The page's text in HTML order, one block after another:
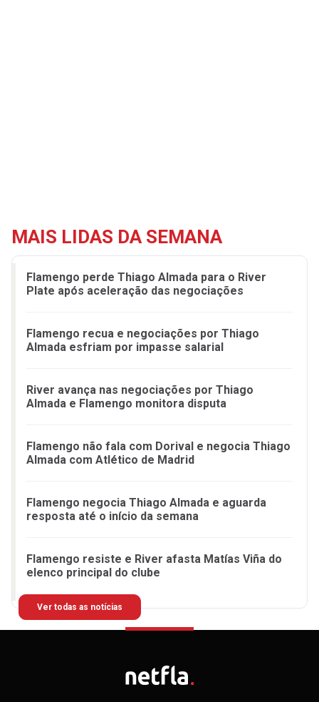
MAIS LIDAS DA SEMANA
Flamengo perde Thiago Almada para o River
Plate após aceleração das negociações
Flamengo recua e negociações por Thiago
Almada esfriam por impasse salarial
River avança nas negociações por Thiago
Almada e Flamengo monitora disputa
Flamengo não fala com Dorival e negocia Thiago
Almada com Atlético de Madrid
Flamengo negocia Thiago Almada e aguarda
resposta até o início da semana
Flamengo resiste e River afasta Matías Viña do
elenco principal do clube
Ver todas as notícias